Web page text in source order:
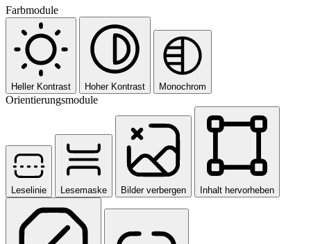
Farbmodule
Heller Kontrast Hoher Kontrast Monochrom
Orientierungsmodule
Leselinie Lesemaske Bilder verbergen Inhalt hervorheben